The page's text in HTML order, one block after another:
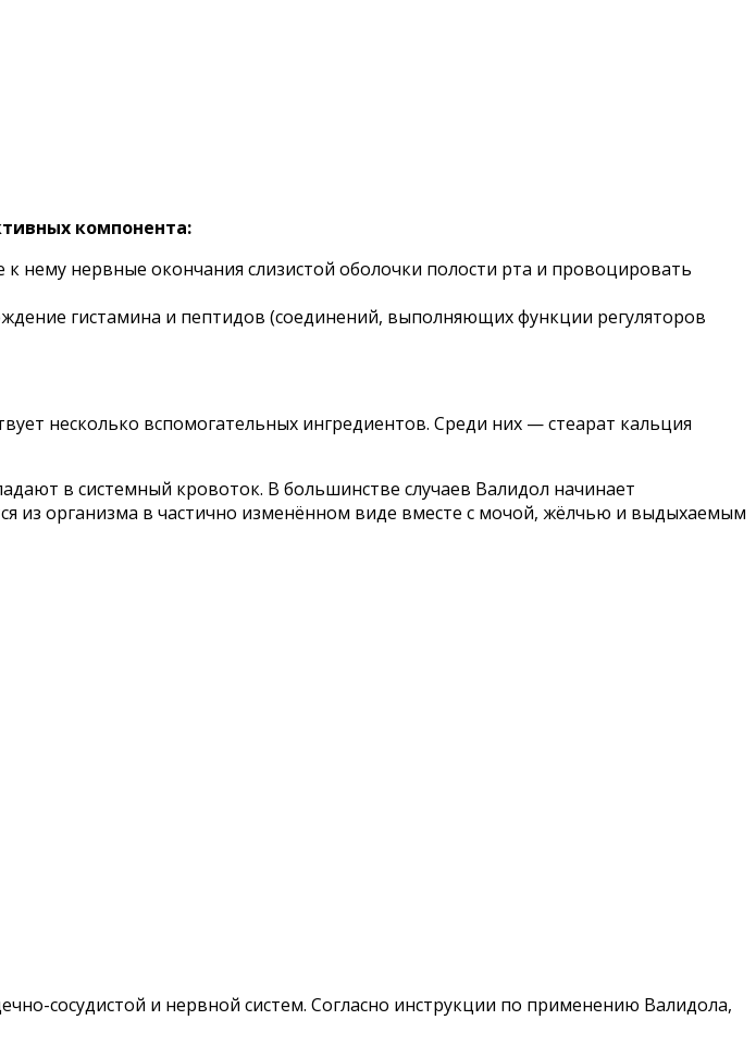
компонента:
нему нервные окончания слизистой оболочки полости рта и провоцировать
гистамина и пептидов (соединений, выполняющих функции регуляторов
несколько вспомогательных ингредиентов. Среди них — стеарат кальция
в системный кровоток. В большинстве случаев Валидол начинает
из организма в частично изменённом виде вместе с мочой, жёлчью и выдыхаемым
сосудистой и нервной систем. Согласно инструкции по применению Валидола,